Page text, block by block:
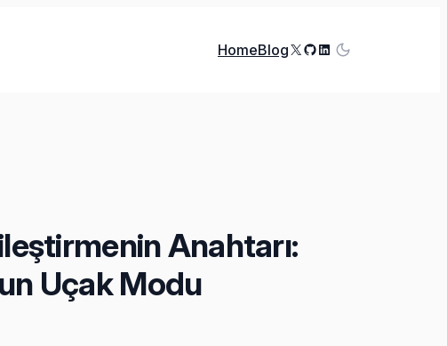
HomeBlogX GitHub
LinkedIn
Anahtarı:
Uçak Modu